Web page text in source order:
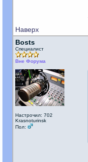
Наверх
Bosts
Специалист
Вне Форума
Настрочил: 702
Krasnoturinsk
Пол: